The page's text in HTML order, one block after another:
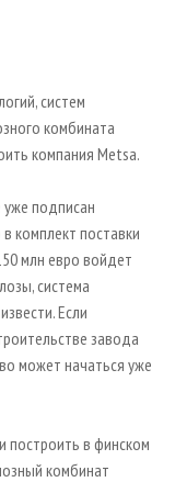
систем
комбината
компания Metsa.
подписан
комплект поставки
млн евро войдет
система
Если
завода
может начаться уже
построить в финском
комбинат